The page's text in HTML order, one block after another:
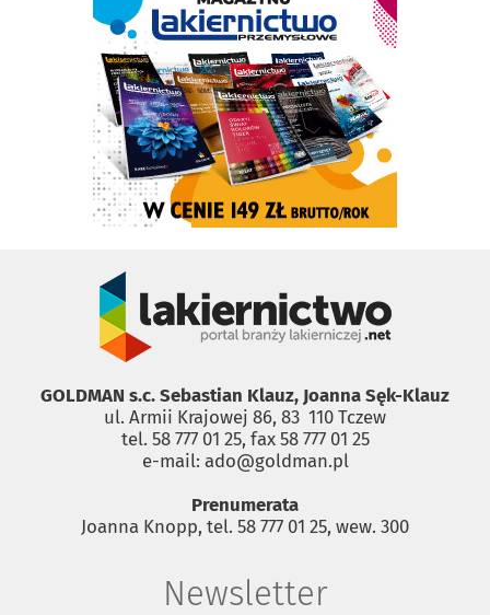
GOLDMAN s.c. Sebastian Klauz, Joanna Sęk-Klauz
ul. Armii Krajowej 86, 83 ­ 110 Tczew
tel. 58 777 01 25, fax 58 777 01 25
e-mail: ado@goldman.pl
Prenumerata
Joanna Knopp, tel. 58 777 01 25, wew. 300
Newsletter